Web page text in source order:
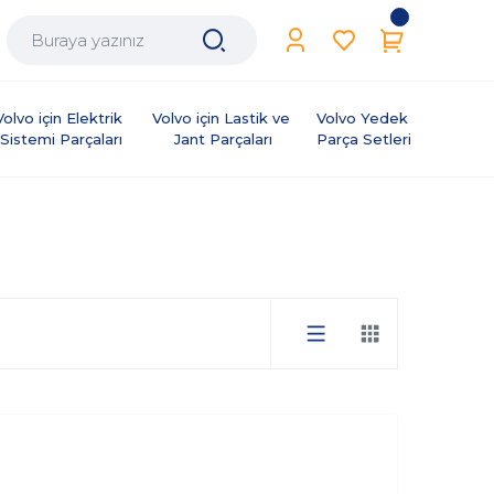
için Elektrik
Sistemi Parçaları
Volvo için Lastik ve
Jant Parçaları
Volvo Yedek
Parça Setleri